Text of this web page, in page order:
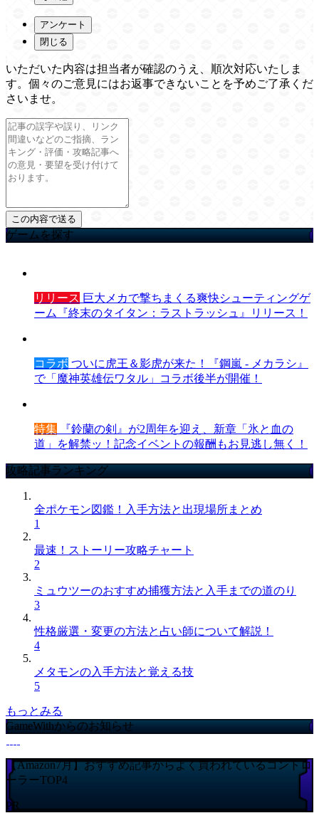
アンケート
閉じる
いただいた内容は担当者が確認のうえ、順次対応いたしま
す。個々のご意見にはお返事できないことを予めご了承くだ
さいませ。
ゲームを探す
リリース 巨大メカで撃ちまくる爽快シューティングゲ
ーム『終末のタイタン：ラストラッシュ』リリース！
コラボ ついに虎王＆影虎が来た！『鋼嵐 - メカラシ』
で「魔神英雄伝ワタル」コラボ後半が開催！
特集 『鈴蘭の剣』が2周年を迎え、新章「氷と血の
道」を解禁ッ！記念イベントの報酬もお見逃し無く！
攻略記事ランキング
全ポケモン図鑑！入手方法と出現場所まとめ
1
最速！ストーリー攻略チャート
2
ミュウツーのおすすめ捕獲方法と入手までの道のり
3
性格厳選・変更の方法と占い師について解説！
4
メタモンの入手方法と覚える技
5
もっとみる
GameWithからのお知らせ
【Amazon7月】おすすめ記事からよく買われているコントロ
ーラーTOP4
PR